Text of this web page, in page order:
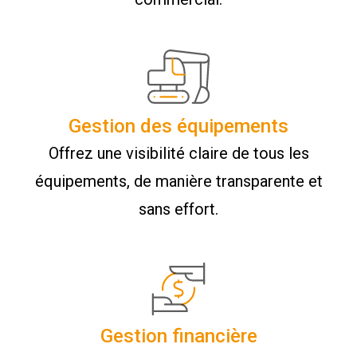
Gestion des équipements
Offrez une visibilité claire de tous les
équipements, de manière transparente et
sans effort.
Gestion financière